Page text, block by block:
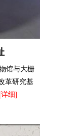
馆与大栅
革研究基
[详细]